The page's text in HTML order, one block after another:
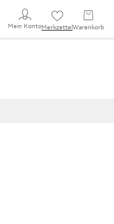
Mein KontoMerkzettel Warenkorb